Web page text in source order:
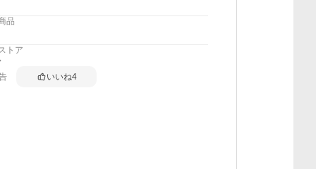
品
トア
いいね4